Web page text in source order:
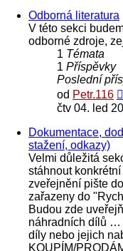
Odborná literatura
V této sekci
odborné zdroje,
1 Témata
1 Příspěvky
Poslední
od Petr.116
čtv 04. led
Dokumentace,
stažení, odkazy)
Velmi důležitá
stáhnout
zveřejnění pište
zařazeny do
Budou zde
náhradních dílů …
díly nebo jejich
KOUPÍM/